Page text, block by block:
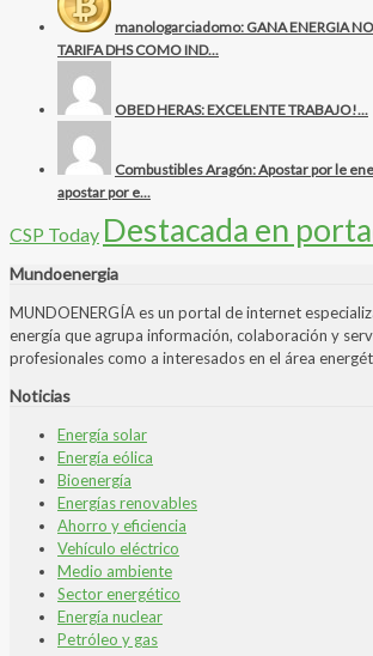
manologarciadomo: GANA ENERGIA NO
TARIFA DHS COMO IND...
OBED HERAS: EXCELENTE TRABAJO!...
Combustibles Aragón: Apostar por le
apostar por e...
CSP Today Destacada en
Mundoenergia
MUNDOENERGÍA es un portal de internet
energía que agrupa información, colaboración y
profesionales como a interesados en el área
Noticias
Energía solar
Energía eólica
Bioenergía
Energías renovables
Ahorro y eficiencia
Vehículo eléctrico
Medio ambiente
Sector energético
Energía nuclear
Petróleo y gas